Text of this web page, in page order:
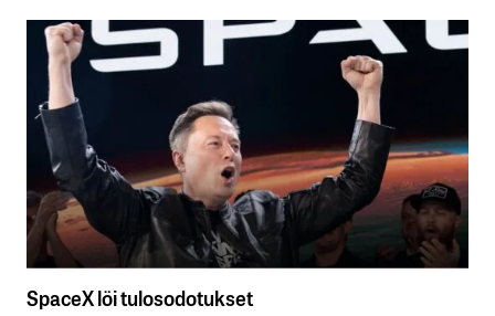
SpaceX löi tulosodotukset